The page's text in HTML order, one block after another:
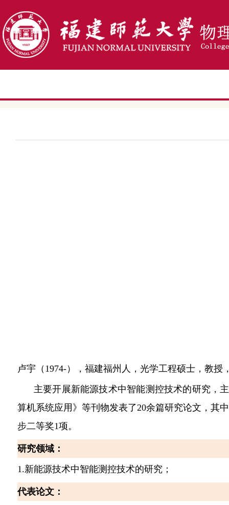
卢宇（ 1974-），福建福州人，光学工程硕士，教授
主要开展新能源技术中智能测控技术的研究，
算机系统应用》等刊物发表了20余篇研究论文，其
步二等奖1项。
研究领域：
1.新能源技术中智能测控技术的研究 ；
代表论文：